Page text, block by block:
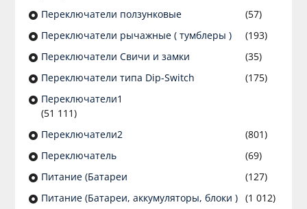
Переключатели ползунковые
(57)
Переключатели рычажные ( тумблеры )
(193)
Переключатели Свичи и замки
(35)
Переключатели типа Dip-Switch
(175)
Переключатели1
(51 111)
Переключатели2
(801)
Переключатель
(69)
Питание (Батареи
(127)
Питание (Батареи, аккумуляторы, блоки ) (1 012)